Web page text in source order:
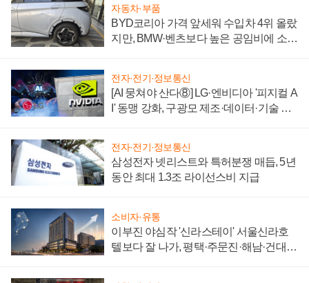
자동차·부품
BYD코리아 가격 앞세워 수입차 4위 올랐
지만, BMW·벤츠보다 높은 공임비에 소비
전자·전기·정보통신
[AI 뭉쳐야 산다⑧] LG·엔비디아 '피지컬 A
I' 동맹 강화, 구광모 제조·데이터·기술 결
전자·전기·정보통신
삼성전자 넷리스트와 특허분쟁 매듭, 5년
동안 최대 1.3조 라이선스비 지급
소비자·유통
이부진 야심작 '신라스테이' 서울신라호
텔보다 잘 나가, 평택·주문진·해남·건대로